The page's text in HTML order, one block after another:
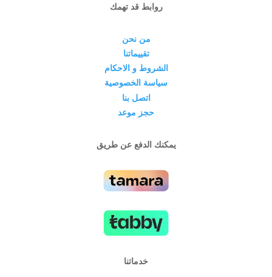
روابط قد تهمك
من نحن
تقييماتنا
الشروط و الاحكام
سياسة الخصوصية
اتصل بنا
حجز موعد
يمكنك الدفع عن طريق
خدماتنا